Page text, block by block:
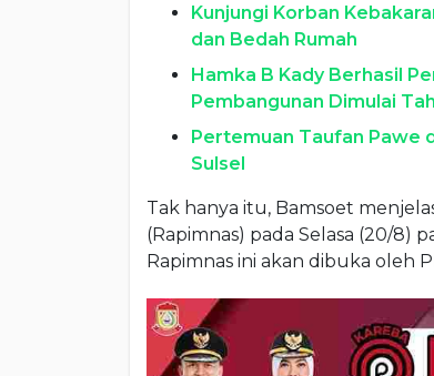
Kunjungi Korban
dan Bedah Rumah
Hamka B Kady Berhasil
Pembangunan Dimulai
Pertemuan Taufan Pawe
Sulsel
Tak hanya itu, Bamsoet
(Rapimnas) pada Selasa (20/8)
Rapimnas ini akan dibuka oleh